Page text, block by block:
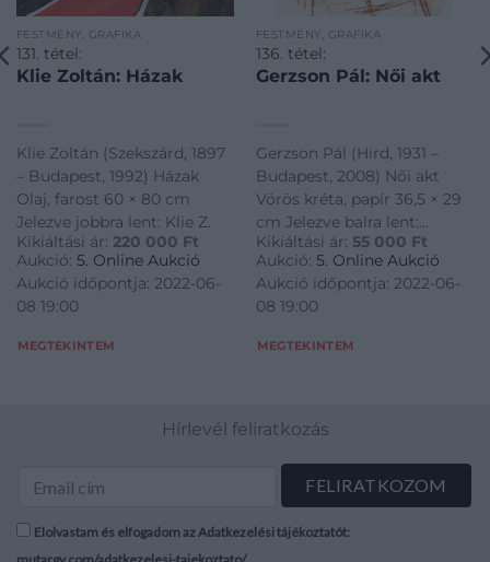
FESTMÉNY, GRAFIKA
131. tétel:
Klie Zoltán: Házak
Klie Zoltán (Szekszárd, 1897
– Budapest, 1992) Házak
Olaj, farost 60 × 80 cm
Jelezve jobbra lent: Klie Z.
Kikiáltási ár: 220 000 Ft
Aukció: 5. Online Aukció
Aukció időpontja: 2022-06-
08 19:00
MEGTEKINTEM
FESTMÉNY, GRAFIKA
136. tétel:
Gerzson Pál: Női akt
Gerzson Pál (Hird, 1931 –
Budapest, 2008) Női akt
Vörös kréta, papír 36,5 × 29
cm Jelezve balra lent:
Gerzson
Kikiáltási ár: 55 000 Ft
Aukció: 5. Online Aukció
Aukció időpontja: 2022-06-
08 19:00
MEGTEKINTEM
Hírlevél feliratkozás
Elolvastam és elfogadom az Adatkezelési tájékoztatót: